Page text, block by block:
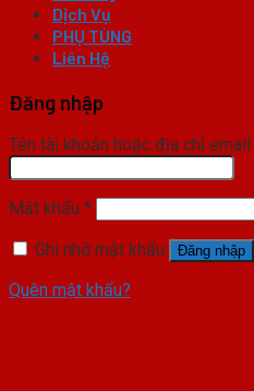
Dịch Vụ
PHỤ TÙNG
Liên Hệ
Đăng nhập
Tên tài khoản hoặc địa chỉ email
Mật khẩu *
Ghi nhớ mật khẩu
Đăng nhập
Quên mật khẩu?